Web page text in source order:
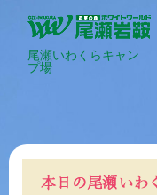
尾瀬いわくらキャン
プ場